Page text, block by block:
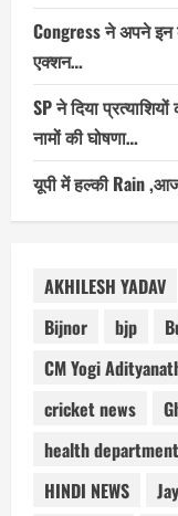
Congress ने अपने
एक्शन…
SP ने दिया
नामों की घोषणा…
यूपी में हल्की Rain
AKHILESH YADAV
Bijnor
bjp
CM Yogi
cricket news
health department
HINDI NEWS